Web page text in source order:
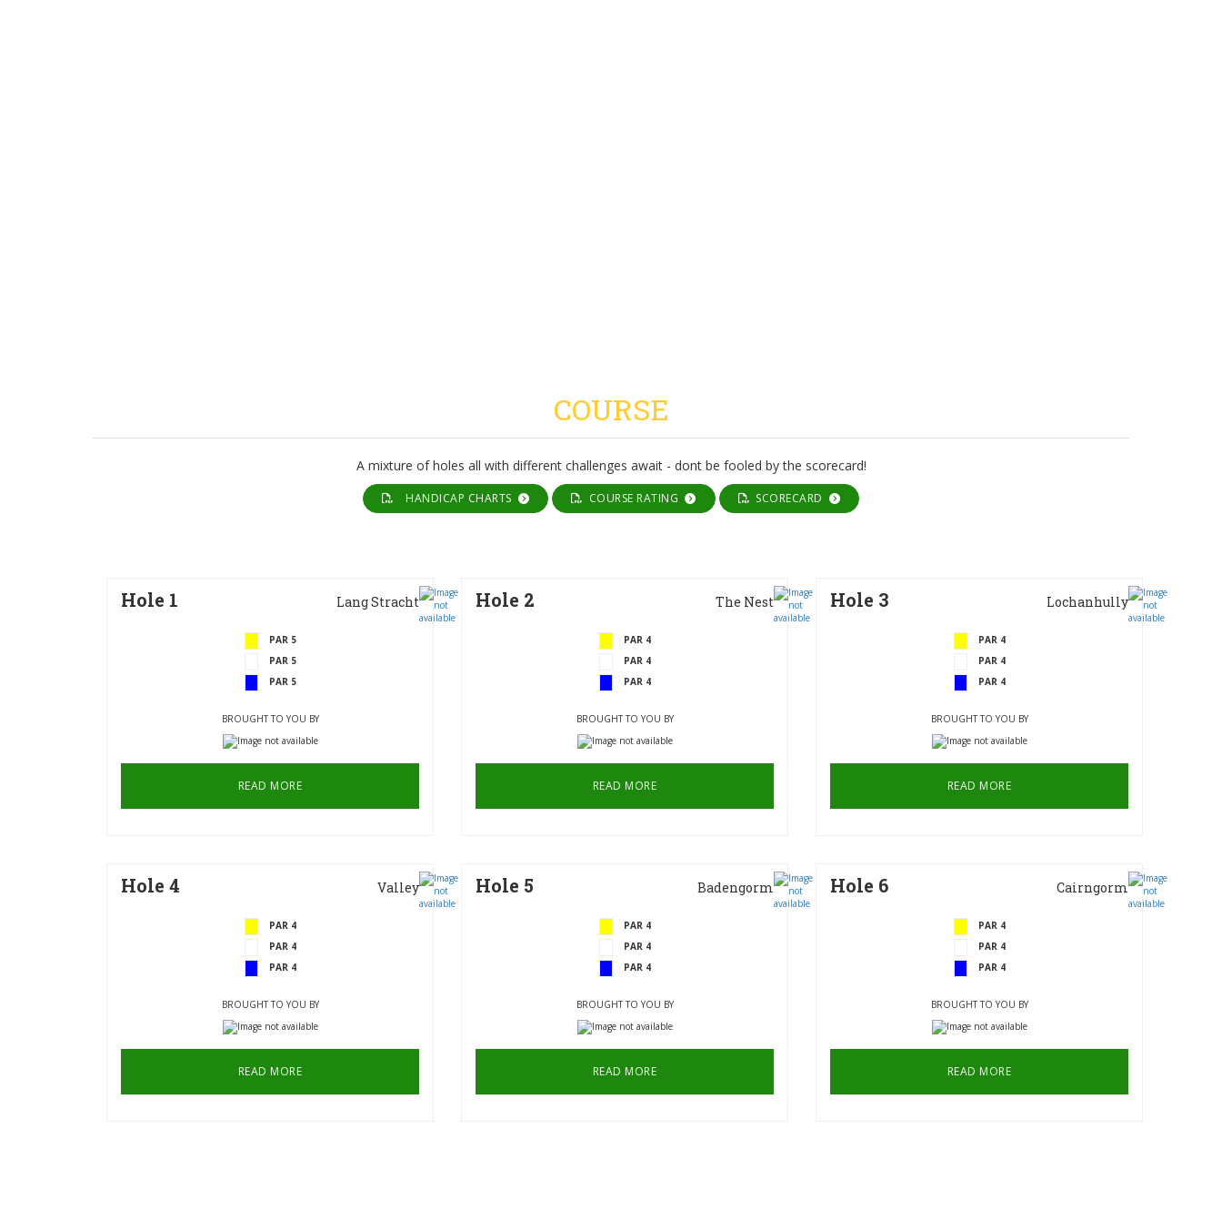
COURSE
A mixture of holes all with different challenges await - dont be fooled by the scorecard!
HANDICAP CHARTS COURSE RATING SCORECARD
Hole 1 Lang Stracht
PAR 5
PAR 5
PAR 5
BROUGHT TO YOU BY
READ MORE
Hole 2 The Nest
PAR 4
PAR 4
PAR 4
BROUGHT TO YOU BY
READ MORE
Hole 3 Lochanhully
PAR 4
PAR 4
PAR 4
BROUGHT TO YOU BY
READ MORE
Hole 4 Valley
PAR 4
PAR 4
PAR 4
BROUGHT TO YOU BY
READ MORE
Hole 5 Badengorm
PAR 4
PAR 4
PAR 4
BROUGHT TO YOU BY
READ MORE
Hole 6 Cairngorm
PAR 4
PAR 4
PAR 4
BROUGHT TO YOU BY
READ MORE